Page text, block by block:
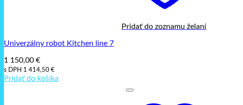
Pridať do zoznamu želaní
Univerzálny robot Kitchen line 7
1 150,00 €
s DPH 1 414,50 €
Pridať do košíka